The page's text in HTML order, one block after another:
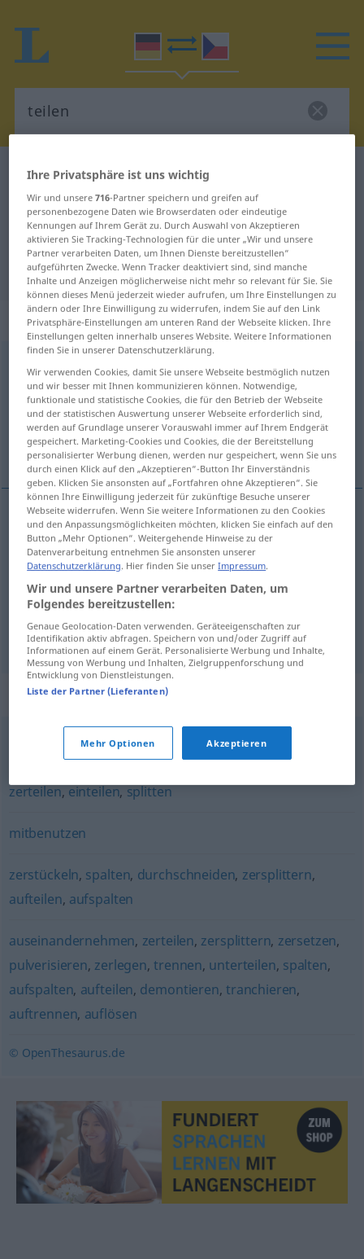
Deutsch-Tschechisch Wörterbuch
Deutsch-Tschechisch Übersetzung
für "teilen"
"teilen" Tschechisch Übersetzung
„teilen“
Übersicht aller Übersetzungen
(Für mehr Details die Übersetzung anklicken/antippen)
dĕlit, sdílet, dĕlit
<roz>dĕlit (sichse) teilenzerteilen
sdílet teilenaufteilen
<vy>dĕlit teilena.Ansicht, Leid
Synonyme für "teilen"
dividieren (durch)
zerteilen, einteilen, splitten
mitbenutzen
zerstückeln, spalten, durchschneiden, zersplittern,
aufteilen, aufspalten
auseinandernehmen, zerteilen, zersplittern, zersetzen,
pulverisieren, zerlegen,trennen, unterteilen, spalten,
aufspalten, aufteilen, demontieren,tranchieren,
auftrennen, auflösen
© OpenThesaurus.de
Ihre Privatsphäre ist uns wichtig
Wir und unsere716-Partner speichern und greifen auf
personenbezogene Daten wie Browserdaten oder eindeutige
Kennungen auf Ihrem Gerät zu. Durch Auswahl von Akzeptieren
aktivieren Sie Tracking-Technologien für die unter „Wir und unsere
Partner verarbeiten Daten, um Ihnen Dienste bereitzustellen“
aufgeführten Zwecke. Wenn Tracker deaktiviert sind, sind manche
Inhalte und Anzeigen möglicherweise nicht mehr so relevant für Sie. Sie
können dieses Menü jederzeit wieder aufrufen, um Ihre Einstellungen zu
ändern oder Ihre Einwilligung zu widerrufen, indem Sie auf den Link
Privatsphäre-Einstellungen am unteren Rand der Webseite klicken. Ihre
Einstellungen gelten innerhalb unseres Website. Weitere Informationen
finden Sie in unserer Datenschutzerklärung.
Wir verwenden Cookies, damit Sie unsere Webseite bestmöglich nutzen
und wir besser mit Ihnen kommunizieren können. Notwendige,
funktionale und statistische Cookies, die für den Betrieb der Webseite
und der statistischen Auswertung unserer Webseite erforderlich sind,
werden auf Grundlage unserer Vorauswahl immer auf Ihrem Endgerät
gespeichert. Marketing-Cookies und Cookies, die der Bereitstellung
personalisierter Werbung dienen, werden nur gespeichert, wenn Sie uns
durch einen Klick auf den „Akzeptieren“-Button Ihr Einverständnis
geben. Klicken Sie ansonsten auf „Fortfahren ohne Akzeptieren“. Sie
können Ihre Einwilligung jederzeit für zukünftige Besuche unserer
Webseite widerrufen. Wenn Sie weitere Informationen zu den Cookies
und den Anpassungsmöglichkeiten möchten, klicken Sie einfach auf den
Button „Mehr Optionen“. Weitergehende Hinweise zu der
Datenverarbeitung entnehmen Sie ansonsten unserer
Datenschutzerklärung. Hier finden Sie unserImpressum.
Wir und unsere Partner verarbeiten Daten, um
Folgendes bereitzustellen:
Genaue Geolocation-Daten verwenden. Geräteeigenschaften zur
Identifikation aktiv abfragen. Speichern von und/oder Zugriff auf
Informationen auf einem Gerät. Personalisierte Werbung und Inhalte,
Messung von Werbung und Inhalten, Zielgruppenforschung und
Entwicklung von Dienstleistungen.
Liste der Partner (Lieferanten)
Mehr Optionen Akzeptieren